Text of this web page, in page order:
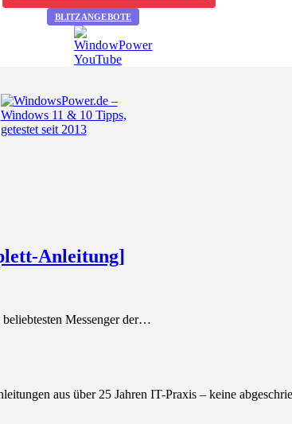
BLITZANGEBOTE
Anleitung]
Messenger der…
aus über 25 Jahren IT-Praxis – keine